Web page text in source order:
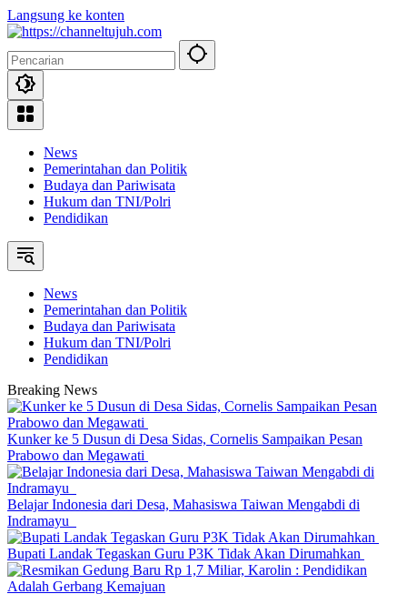
Langsung ke konten
News
Pemerintahan dan Politik
Budaya dan Pariwisata
Hukum dan TNI/Polri
Pendidikan
News
Pemerintahan dan Politik
Budaya dan Pariwisata
Hukum dan TNI/Polri
Pendidikan
Breaking News
Kunker ke 5 Dusun di Desa Sidas, Cornelis Sampaikan Pesan
Prabowo dan Megawati
Belajar Indonesia dari Desa, Mahasiswa Taiwan Mengabdi di
Indramayu
Bupati Landak Tegaskan Guru P3K Tidak Akan Dirumahkan